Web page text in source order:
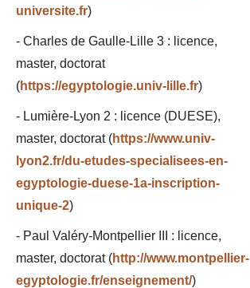
universite.fr)
- Charles de Gaulle-Lille 3 : licence,
master, doctorat
(https://egyptologie.univ-lille.fr)
- Lumière-Lyon 2 : licence (DUESE),
master, doctorat (https://www.univ-
lyon2.fr/du-etudes-specialisees-en-
egyptologie-duese-1a-inscription-
unique-2)
- Paul Valéry-Montpellier III : licence,
master, doctorat (http://www.montpellier-
egyptologie.fr/enseignement/)